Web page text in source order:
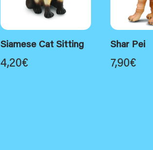
Siamese Cat Sitting
4,20€
Shar Pei
7,90€